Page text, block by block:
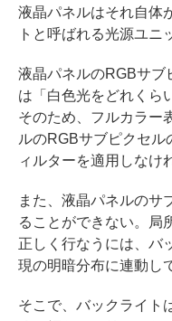
液晶パネルはそれ自体
トと呼ばれる光源ユニ
液晶パネルのRGBサブ
は「白色光をどれくら
そのため、フルカラー
ルのRGBサブピクセル
ィルターを適用しなけ
また、液晶パネルのサ
ることができない。局
正しく行なうには、バ
現の明暗分布に連動し
そこで、バックライト